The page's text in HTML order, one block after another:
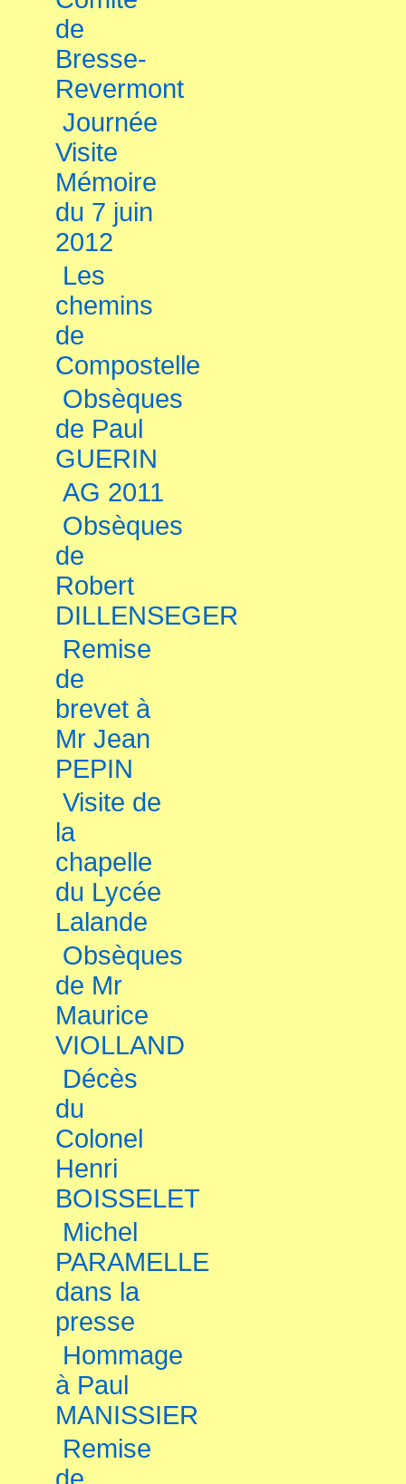
de
Bresse-
Revermont
Journée
Visite
Mémoire
du 7 juin
2012
Les
chemins
de
Compostelle
Obsèques
de Paul
GUERIN
AG 2011
Obsèques
de
Robert
DILLENSEGER
Remise
de
brevet à
Mr Jean
PEPIN
Visite de
la
chapelle
du Lycée
Lalande
Obsèques
de Mr
Maurice
VIOLLAND
Décès
du
Colonel
Henri
BOISSELET
Michel
PARAMELLE
dans la
presse
Hommage
à Paul
MANISSIER
Remise